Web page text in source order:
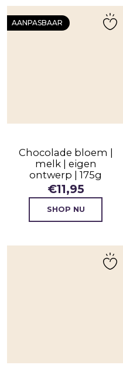
AANPASBAAR
Chocolade bloem |
melk | eigen
ontwerp | 175g
€11,95
SHOP NU